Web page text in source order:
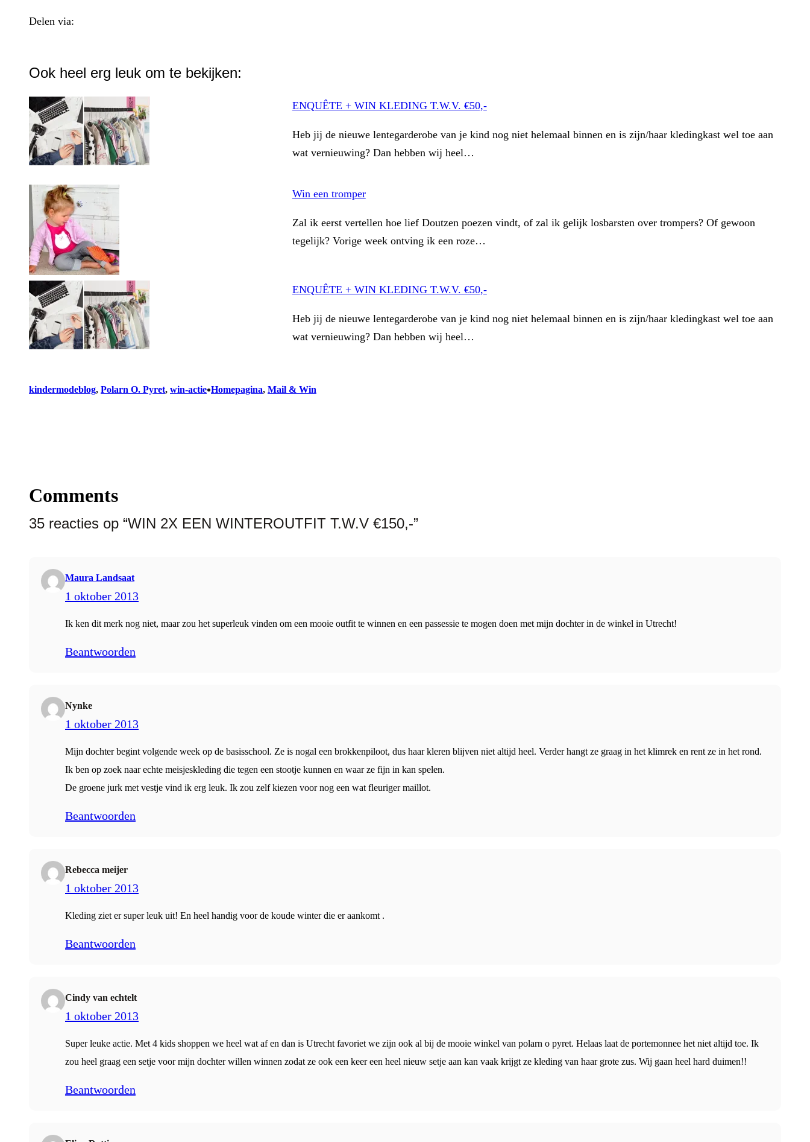
Delen via:
Ook heel erg leuk om te bekijken:
ENQUÊTE + WIN KLEDING T.W.V. €50,-
Heb jij de nieuwe lentegarderobe van je kind nog niet helemaal binnen en is zijn/haar kledingkast wel toe aan
wat vernieuwing? Dan hebben wij heel…
Win een tromper
Zal ik eerst vertellen hoe lief Doutzen poezen vindt, of zal ik gelijk losbarsten over trompers? Of gewoon
tegelijk? Vorige week ontving ik een roze…
ENQUÊTE + WIN KLEDING T.W.V. €50,-
Heb jij de nieuwe lentegarderobe van je kind nog niet helemaal binnen en is zijn/haar kledingkast wel toe aan
wat vernieuwing? Dan hebben wij heel…
kindermodeblog, Polarn O. Pyret, win-actie•Homepagina, Mail & Win
Comments
35 reacties op “WIN 2X EEN WINTEROUTFIT T.W.V €150,-”
Maura Landsaat
1 oktober 2013
Ik ken dit merk nog niet, maar zou het superleuk vinden om een mooie outfit te winnen en een passessie te mogen doen met mijn dochter in de winkel in Utrecht!
Beantwoorden
Nynke
1 oktober 2013
Mijn dochter begint volgende week op de basisschool. Ze is nogal een brokkenpiloot, dus haar kleren blijven niet altijd heel. Verder hangt ze graag in het klimrek en rent ze in het rond.
Ik ben op zoek naar echte meisjeskleding die tegen een stootje kunnen en waar ze fijn in kan spelen.
De groene jurk met vestje vind ik erg leuk. Ik zou zelf kiezen voor nog een wat fleuriger maillot.
Beantwoorden
Rebecca meijer
1 oktober 2013
Kleding ziet er super leuk uit! En heel handig voor de koude winter die er aankomt .
Beantwoorden
Cindy van echtelt
1 oktober 2013
Super leuke actie. Met 4 kids shoppen we heel wat af en dan is Utrecht favoriet we zijn ook al bij de mooie winkel van polarn o pyret. Helaas laat de portemonnee het niet altijd toe. Ik
zou heel graag een setje voor mijn dochter willen winnen zodat ze ook een keer een heel nieuw setje aan kan vaak krijgt ze kleding van haar grote zus. Wij gaan heel hard duimen!!
Beantwoorden